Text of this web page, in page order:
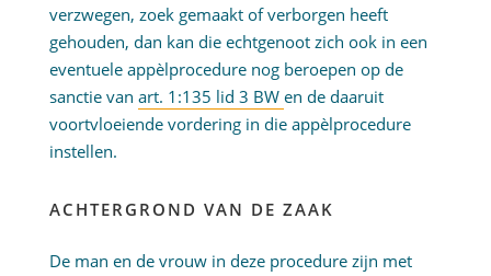
verzwegen, zoek gemaakt of verborgen heeft
gehouden, dan kan die echtgenoot zich ook in een
eventuele appèlprocedure nog beroepen op de
sanctie van art. 1:135 lid 3 BW en de daaruit
voortvloeiende vordering in die appèlprocedure
instellen.
ACHTERGROND VAN DE ZAAK
De man en de vrouw in deze procedure zijn met